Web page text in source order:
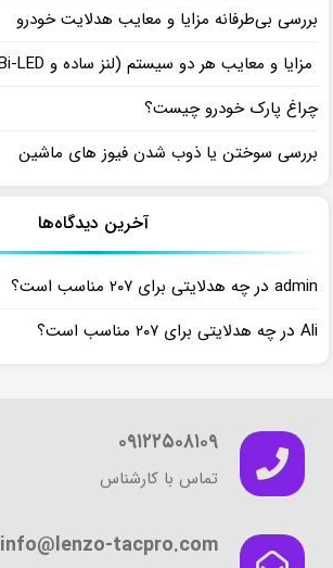
بررسی بی‌طرفانه مزایا و معایب هدلایت خودرو
مزایا و معایب هر دو سیستم (لنز ساده و Bi-LED)
چراغ پارک خودرو چیست؟
بررسی سوختن یا ذوب شدن فیوز های ماشین
آخرین دیدگاه‌ها
admin درچه هدلایتی برای ۲۰۷ مناسب است؟
Ali درچه هدلایتی برای ۲۰۷ مناسب است؟
۰۹۱۲۲۵۰۸۱۰۹
تماس با کارشناس
info@lenzo-tacpro.com